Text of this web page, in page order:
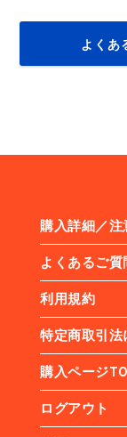
よくあ
購入詳細／注
よくあるご質
利用規約
特定商取引
購入ページ
ログアウト